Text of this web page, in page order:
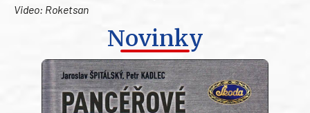
Video: Roketsan
Novinky